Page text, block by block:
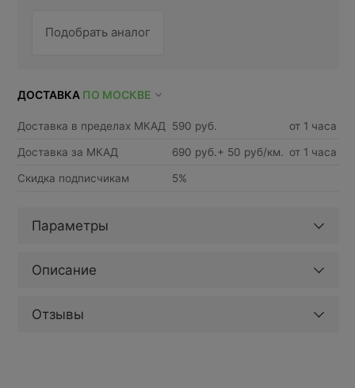
Подобрать аналог
ДОСТАВКА ПО МОСКВЕ
Доставка в пределах МКАД 590 руб. от 1 часа
Доставка за МКАД 690 руб.+ 50 руб/км. от 1 часа
Скидка подписчикам 5%
Параметры
Описание
Отзывы